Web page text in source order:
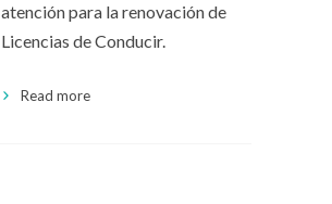
atención para la renovación de
Licencias de Conducir.
Read more